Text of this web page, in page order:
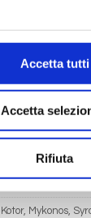
Accetta tutti
Accetta
Rifiuta
€ 663
DETTAGLI
8 giorni
Mykonos,